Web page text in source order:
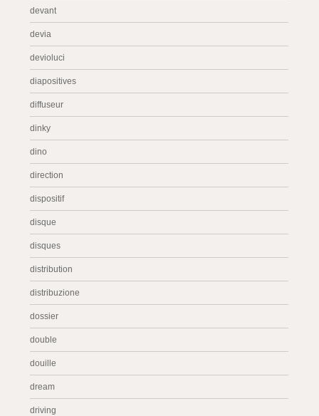
devant
devia
devioluci
diapositives
diffuseur
dinky
dino
direction
dispositif
disque
disques
distribution
distribuzione
dossier
double
douille
dream
driving